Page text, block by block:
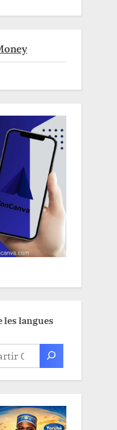
les langues